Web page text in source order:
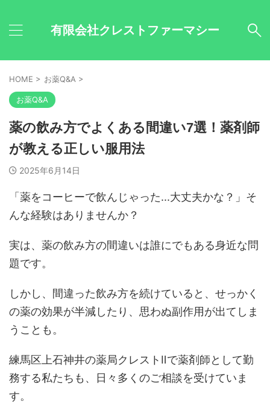
有限会社クレストファーマシー
HOME > お薬Q&A >
お薬Q&A
薬の飲み方でよくある間違い7選！薬剤師
が教える正しい服用法
2025年6月14日
「薬をコーヒーで飲んじゃった...大丈夫かな？」そ
んな経験はありませんか？
実は、薬の飲み方の間違いは誰にでもある身近な問
題です。
しかし、間違った飲み方を続けていると、せっかく
の薬の効果が半減したり、思わぬ副作用が出てしま
うことも。
練馬区上石神井の薬局クレストⅡで薬剤師として勤
務する私たちも、日々多くのご相談を受けていま
す。